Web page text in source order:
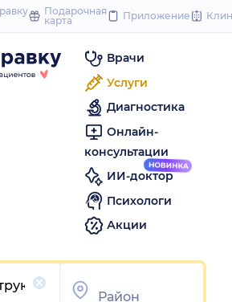
to
Закрыть
Подарочная
карта
Приложение
Врачи
Услуги
Диагностика
Онлайн-
консультации
ИИ-доктор
Психологи
Акции